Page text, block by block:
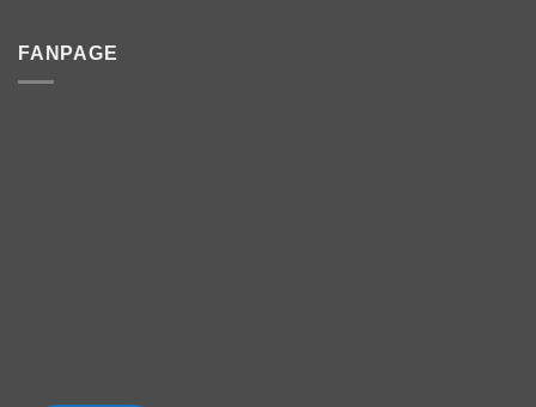
FANPAGE